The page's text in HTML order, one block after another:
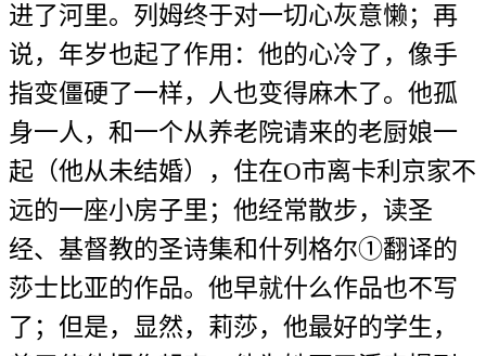
进了河里。列姆终于对一切心灰意懒；再
说，年岁也起了作用：他的心冷了，像手
指变僵硬了一样，人也变得麻木了。他孤
身一人，和一个从养老院请来的老厨娘一
起（他从未结婚），住在O市离卡利京家不
远的一座小房子里；他经常散步，读圣
经、基督教的圣诗集和什列格尔①翻译的
莎士比亚的作品。他早就什么作品也不写
了；但是，显然，莉莎，他最好的学生，